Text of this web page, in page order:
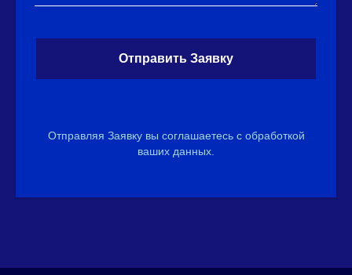
Отправить Заявку
Отправляя Заявку вы соглашаетесь с обработкой
ваших данных.